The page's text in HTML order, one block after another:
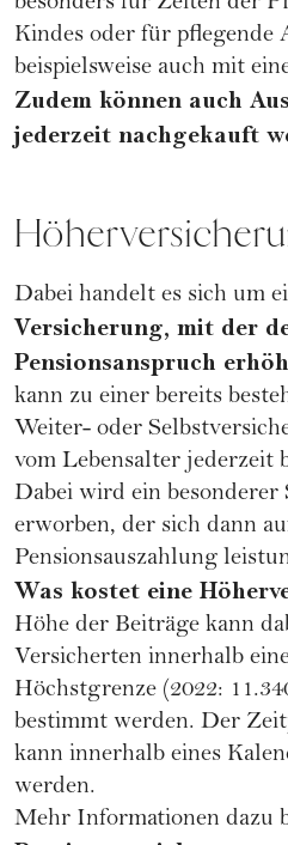
Kindes oder für pflegende
beispielsweise auch mit
Zudem können auch
jederzeit nachgekauft
Dabei handelt es sich um
Versicherung, mit der
Pensionsanspruch
kann zu einer bereits
Weiter- oder
vom Lebensalter jederzeit
Dabei wird ein besonderer
erworben, der sich dann
Pensionsauszahlung
Was kostet eine
Höhe der Beiträge kann
Versicherten innerhalb
Höchstgrenze (2022:
bestimmt werden. Der
kann innerhalb eines
werden.
Mehr Informationen dazu